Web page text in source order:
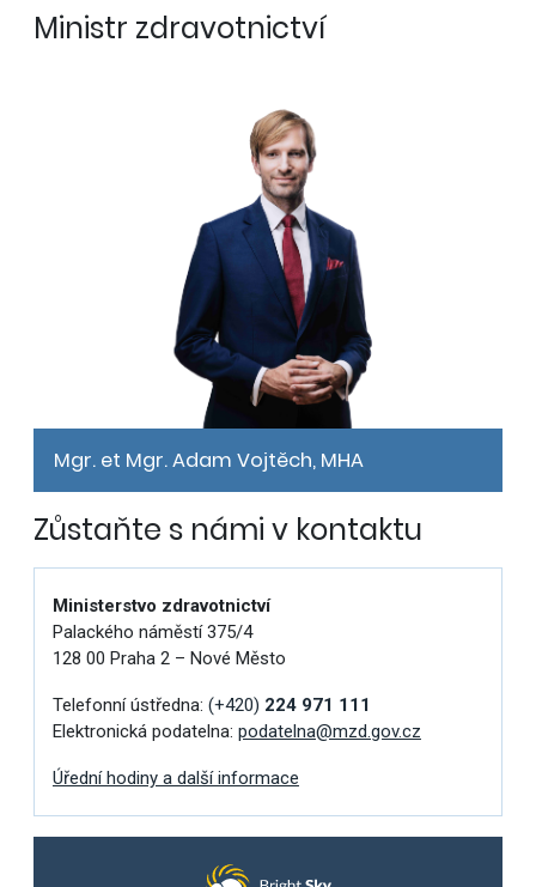
Ministr zdravotnictví
Mgr. et Mgr. Adam Vojtěch, MHA
Zůstaňte s námi v kontaktu
Ministerstvo zdravotnictví
Palackého náměstí 375/4
128 00 Praha 2 – Nové Město
Telefonní ústředna: (+420) 224 971 111
Elektronická podatelna: podatelna@mzd.gov.cz
Úřední hodiny a další informace